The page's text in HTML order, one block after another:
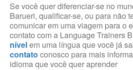
Se você quer diferenciar-se no
Barueri, qualificar-se, ou para não
comunicar em uma viagem para o
contato com a Language Trainers
nívelem uma língua que você já
contato conosco para mais
idioma que você quer aprender